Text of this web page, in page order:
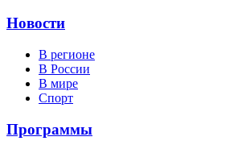
Новости
В регионе
В России
В мире
Спорт
Программы